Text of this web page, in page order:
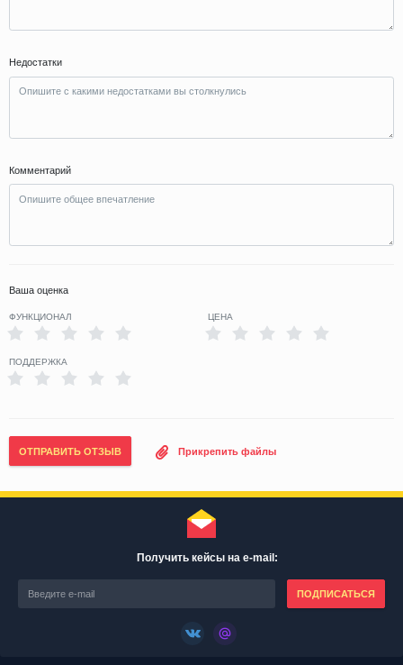
Недостатки
Комментарий
Ваша оценка
ФУНКЦИОНАЛ ЦЕНА
ПОДДЕРЖКА
ОТПРАВИТЬ ОТЗЫВ Прикрепить файлы
Получить кейсы на e-mail:
ПОДПИСАТЬСЯ